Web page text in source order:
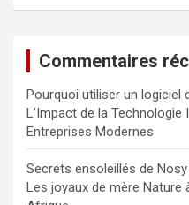
Commentaires
Pourquoi utiliser un logiciel
L’Impact de la
Entreprises Modernes
Secrets ensoleillés de
Les joyaux de mère Nature